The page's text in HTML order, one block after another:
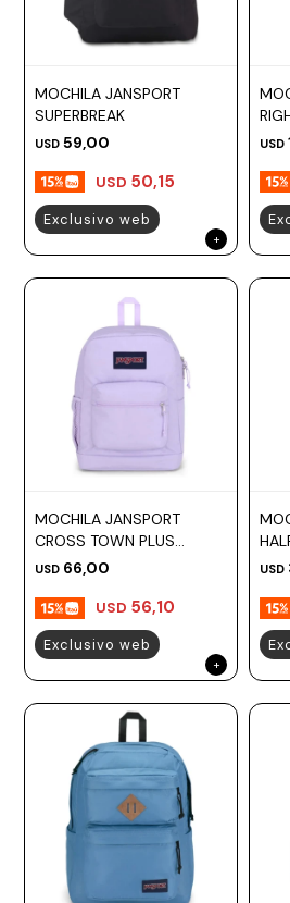
MOCHILA JANSPORT
SUPERBREAK
USD 59,00
USD 50,15
Exclusivo web
USD
MOCHILA JANSPORT
CROSS TOWN PLUS
PASTEL LILAC
USD 66,00
USD 56,10
Exclusivo web
USD